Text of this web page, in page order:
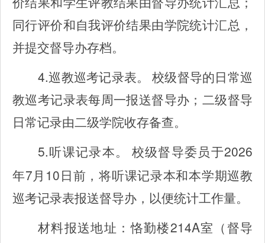
价结果和学生评教结果由督导办统计汇总；
同行评价和自我评价结果由学院统计汇总，
并提交督导办存档。
4.巡教巡考记录表。
校级督导的日常巡
教巡考记录表每周一报送督导办；二级督导
日常记录由二级学院收存备查。
5.听课记录本。 校级督导委员于2026
年7月 10 日前，将听课记录本和本学期巡教
巡考记录表报送督导办，以便统计工作量。
材料报送地址：恪勤楼214A室（督导